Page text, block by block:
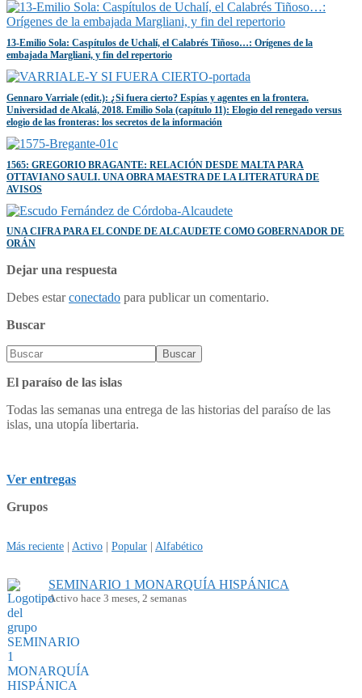
13-Emilio Sola: Caspítulos de Uchalí, el Calabrés Tiñoso…: Orígenes de la
embajada Margliani, y fin del repertorio
Gennaro Varriale (edit.): ¿Si fuera cierto? Espías y agentes en la frontera.
Universidad de Alcalá, 2018. Emilio Sola (capítulo 11): Elogio del renegado versus
elogio de las fronteras: los secretos de la información
1565: GREGORIO BRAGANTE: RELACIÓN DESDE MALTA PARA
OTTAVIANO SAULI. UNA OBRA MAESTRA DE LA LITERATURA DE
AVISOS
UNA CIFRA PARA EL CONDE DE ALCAUDETE COMO GOBERNADOR DE
ORÁN
Dejar una respuesta
Debes estarconectado para publicar un comentario.
Buscar
El paraíso de las islas
Todas las semanas una entrega de las historias del paraíso de las
islas, una utopía libertaria.
Ver entregas
Grupos
Más reciente | Activo | Popular | Alfabético
SEMINARIO 1 MONARQUÍA HISPÁNICA
Activo hace 3 meses, 2 semanas